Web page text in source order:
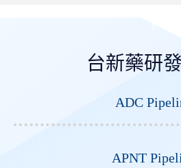
台新藥研
ADC
APNT